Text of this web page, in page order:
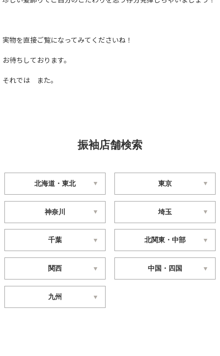
実物を直接ご覧になってみてくださいね！
お待ちしております。
それでは また。
振袖店舗検索
北海道・東北 東京
神奈川 埼玉
千葉 北関東・中部
関西 中国・四国
九州